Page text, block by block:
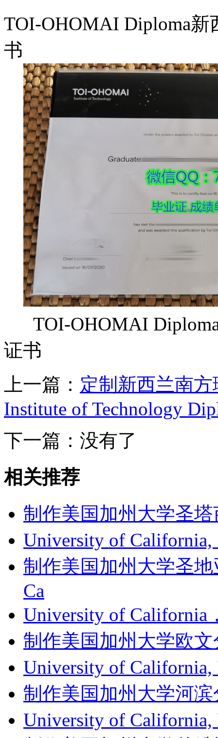
TOI-OHOMAI Diploma
书
TOI-OHOMAI
证书
上一篇： 定制新西兰南方
Institute of Technology
下一篇：没有了
相关推荐
制作美国加州大学圣
University of California,
制作美国加州大学圣
Ca
University of California
制作美国加州大学欧
University of
制作美国加州大学河
University of